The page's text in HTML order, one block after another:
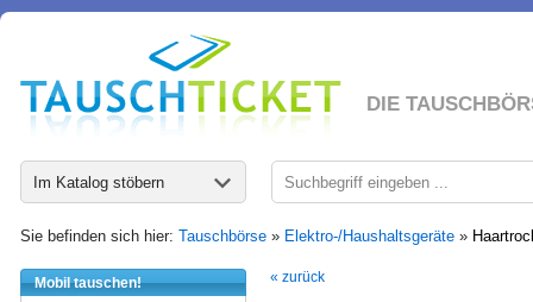
DIE
Im Katalog stöbern
Sie befinden sich hier: Tauschbörse » Elektro-/Haushaltsgeräte »
Mobil tauschen!
« zurück